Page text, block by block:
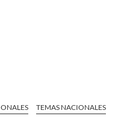
TEMAS NACIONALES